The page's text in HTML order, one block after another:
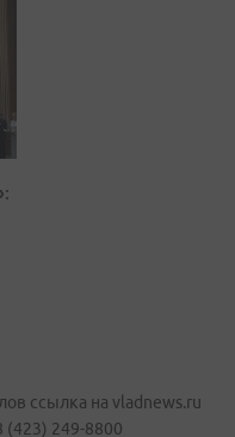
ссылка на vladnews.ru
(423) 249-8800